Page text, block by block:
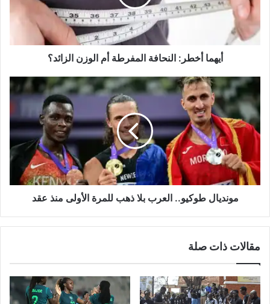
الوزن
الزائد؟
أيهما أخطر: النحافة المفرطة أم الوزن الزائد؟
مونديال
طوكيو..
العرب
بلا
ذهب
الأولى
منذ
عقد
مونديال طوكيو.. العرب بلا ذهب للمرة الأولى منذ عقد
مقالات ذات صلة